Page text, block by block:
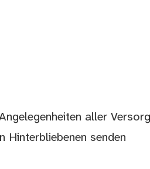
aller
Hinterbliebenen senden